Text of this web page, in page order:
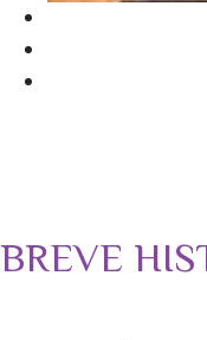
BREVE